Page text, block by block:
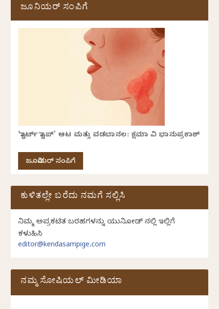
ಜೂನಿಯರ್ ಸಂಪಿಗೆ
‘ಸ್ಟಾರ್ಟ್ ಸ್ಟಾಪ್’ ಆಟ ಮತ್ತು ವಡಬಾನಲ: ಕ್ಷಮಾ ವಿ ಭಾನುಪ್ರಕಾಶ್
ಜೂನಿಯರ್ ಸಂಪಿಗೆ
ಕುಳಿತಲ್ಲೇ ಬರೆದು ನಮಗೆ ಸಲ್ಲಿಸಿ
ನಿಮ್ಮ ಅಪ್ರಕಟಿತ ಬರಹಗಳನ್ನು ಯುನಿಕೋಡ್ ನಲ್ಲಿ ಇಲ್ಲಿಗೆ
ಕಳುಹಿಸಿ
editor@kendasampige.com
ನಮ್ಮ ಸೋಷಿಯಲ್‌ ಮೀಡಿಯಾ